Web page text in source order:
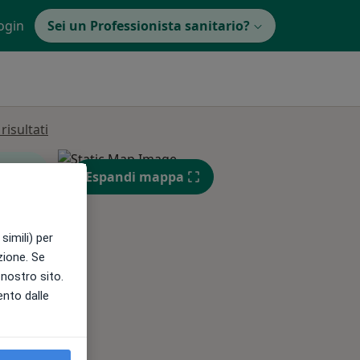
Sei un Professionista sanitario?
Mer,
12 Ago
Espandi mappa
per
Se
sito.
dalle